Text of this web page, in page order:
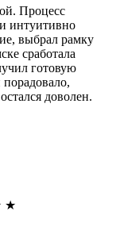
Процесс
интуитивно
выбрал рамку
сработала
готовую
порадовало,
доволен.
★